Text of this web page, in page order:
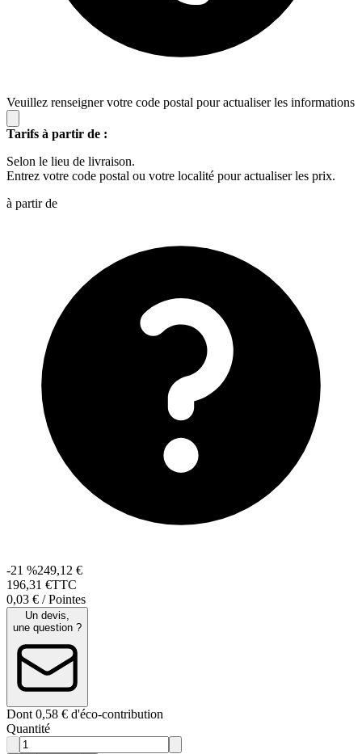
Veuillez renseigner votre code postal pour actualiser les informations
Tarifs à partir de :
Selon le lieu de livraison.
Entrez votre code postal ou votre localité pour actualiser les prix.
à partir de
-21 %249,12 €
196,31 €TTC
0,03 € / Pointes
Un devis,
une question ?
Dont 0,58 € d'éco-contribution
Quantité